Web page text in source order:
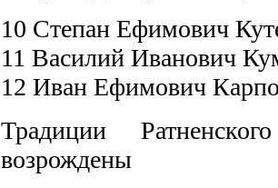
10 Степан Ефимович
11 Василий Иванович
12 Иван Ефимович
Традиции
возрождены